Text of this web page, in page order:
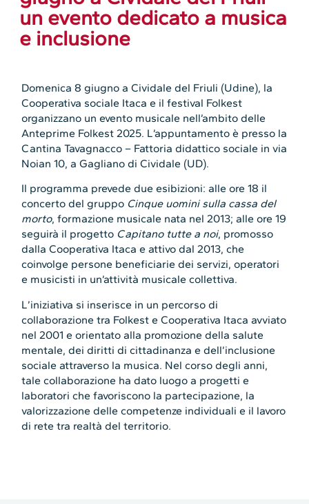
un evento dedicato a musica
e inclusione
Domenica 8 giugno a Cividale del Friuli (Udine), la
Cooperativa sociale Itaca e il festival Folkest
organizzano un evento musicale nell’ambito delle
Anteprime Folkest 2025. L’appuntamento è presso la
Cantina Tavagnacco – Fattoria didattico sociale in via
Noian 10, a Gagliano di Cividale (UD).
Il programma prevede due esibizioni: alle ore 18 il
concerto del gruppo Cinque uomini sulla cassa del
morto, formazione musicale nata nel 2013; alle ore 19
seguirà il progetto Capitano tutte a noi, promosso
dalla Cooperativa Itaca e attivo dal 2013, che
coinvolge persone beneficiarie dei servizi, operatori
e musicisti in un’attività musicale collettiva.
L’iniziativa si inserisce in un percorso di
collaborazione tra Folkest e Cooperativa Itaca avviato
nel 2001 e orientato alla promozione della salute
mentale, dei diritti di cittadinanza e dell’inclusione
sociale attraverso la musica. Nel corso degli anni,
tale collaborazione ha dato luogo a progetti e
laboratori che favoriscono la partecipazione, la
valorizzazione delle competenze individuali e il lavoro
di rete tra realtà del territorio.